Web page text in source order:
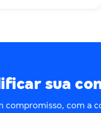
sua
compromisso, com a